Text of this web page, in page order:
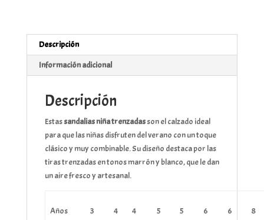
Descripción
Información adicional
Descripción
Estassandalias niña trenzadasson el calzado ideal
para que las niñas disfruten del verano con un toque
clásico y muy combinable. Su diseño destaca por las
tiras trenzadas en tonos marrón y blanco, que le dan
un aire fresco y artesanal.
Años 3 4 4 5 5 6 6 8